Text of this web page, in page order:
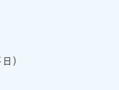
）